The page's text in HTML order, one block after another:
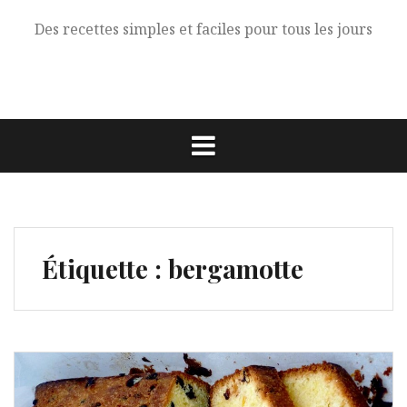
Des recettes simples et faciles pour tous les jours
Étiquette : bergamotte